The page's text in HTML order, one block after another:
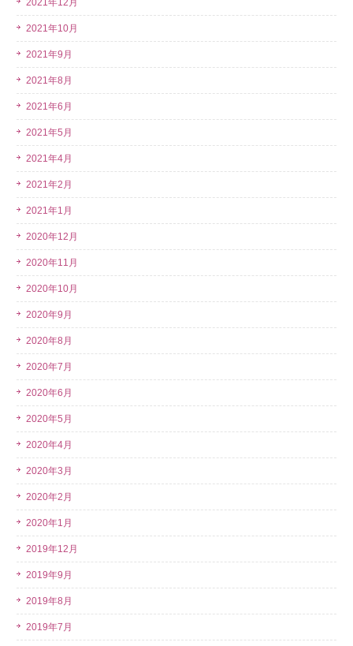
2021年12月
2021年10月
2021年9月
2021年8月
2021年6月
2021年5月
2021年4月
2021年2月
2021年1月
2020年12月
2020年11月
2020年10月
2020年9月
2020年8月
2020年7月
2020年6月
2020年5月
2020年4月
2020年3月
2020年2月
2020年1月
2019年12月
2019年9月
2019年8月
2019年7月